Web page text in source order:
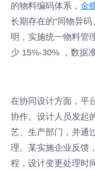
的物料编码体系，金
长期存在的“同物异
明，实施统一物料管
少 15%-30% ，数据
在协同设计方面，平
协作。设计人员发起
艺、生产部门，并通
理。某实施企业反馈
程，设计变更处理时